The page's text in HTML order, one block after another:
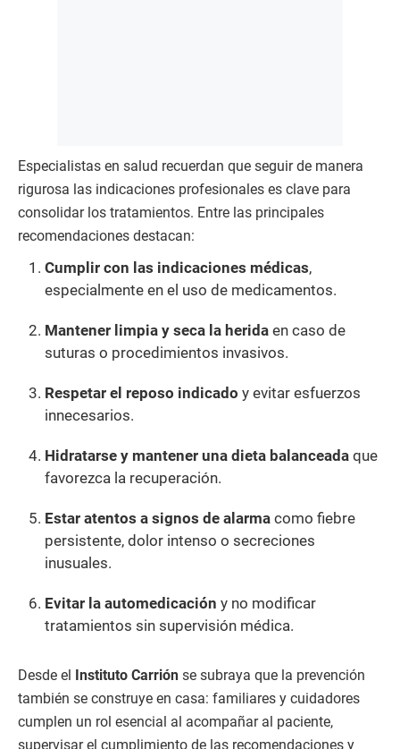
Especialistas en salud recuerdan que seguir de manera
rigurosa las indicaciones profesionales es clave para
consolidar los tratamientos. Entre las principales
recomendaciones destacan:
Cumplir con las indicaciones médicas,
especialmente en el uso de medicamentos.
Mantener limpia y seca la herida en caso de
suturas o procedimientos invasivos.
Respetar el reposo indicado y evitar esfuerzos
innecesarios.
Hidratarse y mantener una dieta balanceada que
favorezca la recuperación.
Estar atentos a signos de alarma como fiebre
persistente, dolor intenso o secreciones
inusuales.
Evitar la automedicación y no modificar
tratamientos sin supervisión médica.
Desde el Instituto Carrión se subraya que la prevención
también se construye en casa: familiares y cuidadores
cumplen un rol esencial al acompañar al paciente,
supervisar el cumplimiento de las recomendaciones y